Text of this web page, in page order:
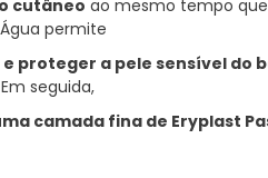
cutâneo ao mesmo tempo que
permite
proteger a pele sensível do
seguida,
camada fina de Eryplast